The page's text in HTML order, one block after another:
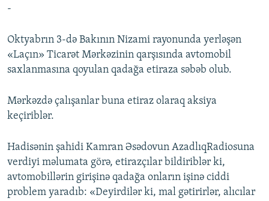
-
Oktyabrın 3-də Bakının Nizami rayonunda yerləşən
«Laçın» Ticarət Mərkəzinin qarşısında avtomobil
saxlanmasına qoyulan qadağa etiraza səbəb olub.
Mərkəzdə çalışanlar buna etiraz olaraq aksiya
keçiriblər.
Hadisənin şahidi Kamran Əsədovun AzadlıqRadiosuna
verdiyi məlumata görə, etirazçılar bildiriblər ki,
avtomobillərin girişinə qadağa onların işinə ciddi
problem yaradıb: «Deyirdilər ki, mal gətirirlər, alıcılar